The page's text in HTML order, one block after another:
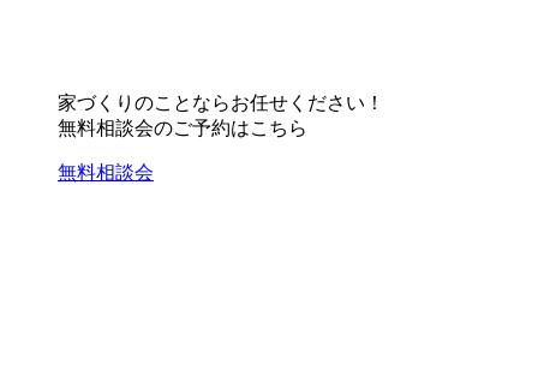
家づくりのことならお任せください！
無料相談会のご予約はこちら
無料相談会